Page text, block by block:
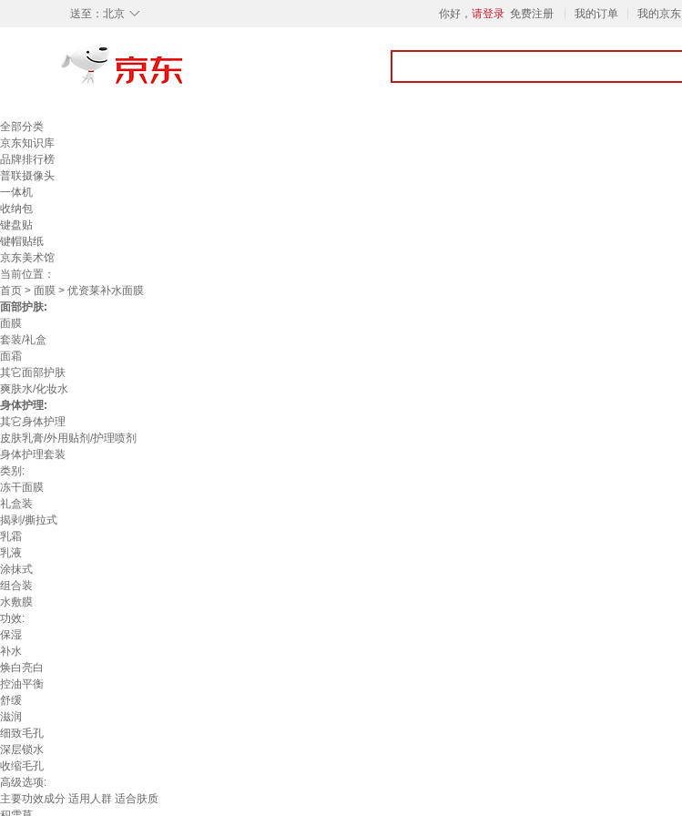
◇
送至： 北京 你好， 请登录 免费注册 我的订单 我的京东
全部分类
京东知识库
品牌排行榜
普联摄像头
一体机
收纳包
键盘贴
键帽贴纸
京东美术馆
当前位置：
首页 > 面膜 > 优资莱补水面膜
面部护肤:
面膜
套装/礼盒
面霜
其它面部护肤
爽肤水/化妆水
身体护理:
其它身体护理
皮肤乳膏/外用贴剂/护理喷剂
身体护理套装
类别:
冻干面膜
礼盒装
揭剥/撕拉式
乳霜
乳液
涂抹式
组合装
水敷膜
功效:
保湿
补水
焕白亮白
控油平衡
舒缓
滋润
细致毛孔
深层锁水
收缩毛孔
高级选项:
主要功效成分 适用人群 适合肤质